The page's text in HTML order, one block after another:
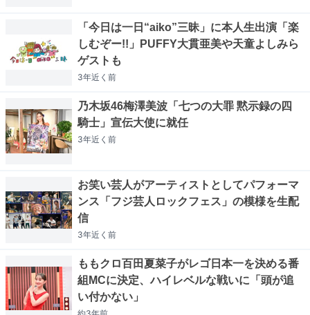
「今日は一日“aiko”三昧」に本人生出演「楽
しむぞー!!」PUFFY大貫亜美や天童よしみら
ゲストも
3年近く 前
乃木坂46梅澤美波「七つの大罪 黙示録の四
騎士」宣伝大使に就任
3年近く 前
お笑い芸人がアーティストとしてパフォーマ
ンス「フジ芸人ロックフェス」の模様を生配
信
3年近く 前
ももクロ百田夏菜子がレゴ日本一を決める番
組MCに決定、ハイレベルな戦いに「頭が追
い付かない」